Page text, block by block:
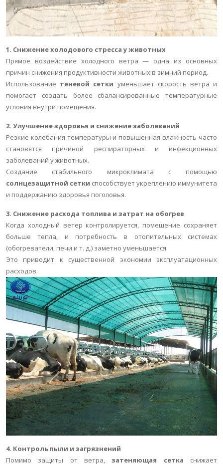
1. Снижение холодового стресса у животных
Прямое воздействие холодного ветра — одна из основных
причин снижения продуктивности животных в зимний период.
Использование теневой сетки уменьшает скорость ветра и
помогает создать более сбалансированные температурные
условия внутри помещения.
2. Улучшение здоровья и снижение заболеваний
Резкие колебания температуры и повышенная влажность часто
становятся причиной респираторных и инфекционных
заболеваний у животных.
Создание стабильного микроклимата с помощью
солнцезащитной сетки способствует укреплению иммунитета
и поддержанию здоровья поголовья.
3. Снижение расхода топлива и затрат на обогрев
Когда холодный ветер контролируется, помещение сохраняет
больше тепла, и потребность в отопительных системах
(обогреватели, печи и т. д.) заметно уменьшается.
Это приводит к существенной экономии эксплуатационных
расходов.
4. Контроль пыли и загрязнений
Помимо защиты от ветра,затеняющая сетка снижает